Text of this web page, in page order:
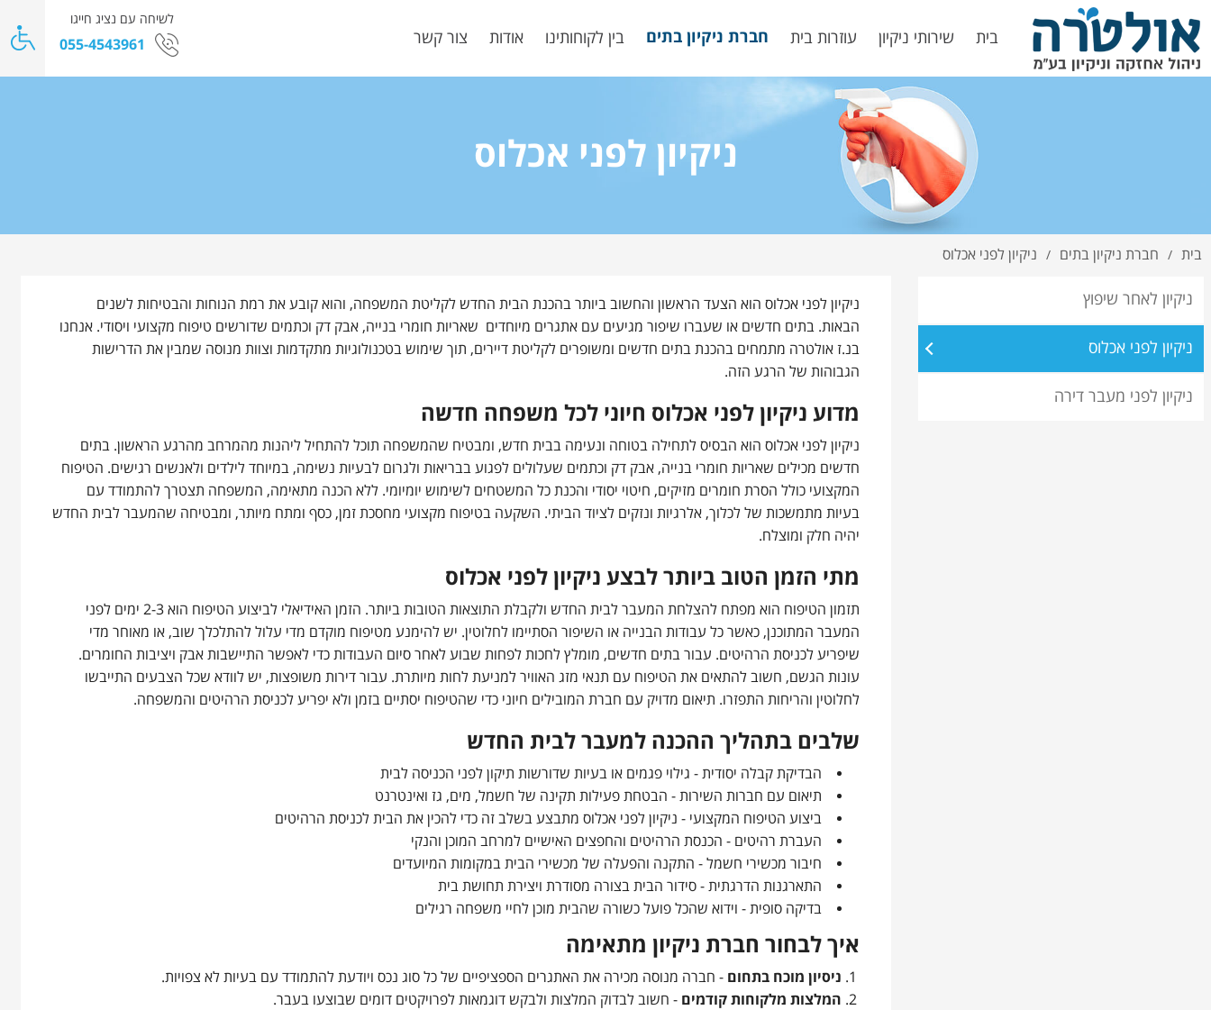
בית שירותי ניקיון עוזרות בית חברת ניקיון בתים בין לקוחותינו אודות צור קשר
לשיחה עם נציג חייגו
055-4543961
ניקיון לפני אכלוס
בית / חברת ניקיון בתים / ניקיון לפני אכלוס
ניקיון לאחר שיפוץ
ניקיון לפני אכלוס
ניקיון לפני מעבר דירה
ניקיון לפני אכלוס הוא הצעד הראשון והחשוב ביותר בהכנת הבית החדש לקליטת המשפחה, והוא קובע את רמת הנוחות והבטיחות לשנים
הבאות. בתים חדשים או שעברו שיפור מגיעים עם אתגרים מיוחדים שאריות חומרי בנייה, אבק דק וכתמים שדורשים טיפוח מקצועי ויסודי. אנחנו
בנ.ז אולטרה מתמחים בהכנת בתים חדשים ומשופרים לקליטת דיירים, תוך שימוש בטכנולוגיות מתקדמות וצוות מנוסה שמבין את הדרישות
הגבוהות של הרגע הזה.
מדוע ניקיון לפני אכלוס חיוני לכל משפחה חדשה
ניקיון לפני אכלוס הוא הבסיס לתחילה בטוחה ונעימה בבית חדש, ומבטיח שהמשפחה תוכל להתחיל ליהנות מהמרחב מהרגע הראשון. בתים
חדשים מכילים שאריות חומרי בנייה, אבק דק וכתמים שעלולים לפגוע בבריאות ולגרום לבעיות נשימה, במיוחד לילדים ולאנשים רגישים. הטיפוח
המקצועי כולל הסרת חומרים מזיקים, חיטוי יסודי והכנת כל המשטחים לשימוש יומיומי. ללא הכנה מתאימה, המשפחה תצטרך להתמודד עם
בעיות מתמשכות של לכלוך, אלרגיות ונזקים לציוד הביתי. השקעה בטיפוח מקצועי מחסכת זמן, כסף ומתח מיותר, ומבטיחה שהמעבר לבית החדש
יהיה חלק ומוצלח.
מתי הזמן הטוב ביותר לבצע ניקיון לפני אכלוס
תזמון הטיפוח הוא מפתח להצלחת המעבר לבית החדש ולקבלת התוצאות הטובות ביותר. הזמן האידיאלי לביצוע הטיפוח הוא 2-3 ימים לפני
המעבר המתוכנן, כאשר כל עבודות הבנייה או השיפור הסתיימו לחלוטין. יש להימנע מטיפוח מוקדם מדי עלול להתלכלך שוב, או מאוחר מדי
שיפריע לכניסת הרהיטים. עבור בתים חדשים, מומלץ לחכות לפחות שבוע לאחר סיום העבודות כדי לאפשר התיישבות אבק ויציבות החומרים.
עונות הגשם, חשוב להתאים את הטיפוח עם תנאי מזג האוויר למניעת לחות מיותרת. עבור דירות משופצות, יש לוודא שכל הצבעים התייבשו
לחלוטין והריחות התפזרו. תיאום מדויק עם חברת המובילים חיוני כדי שהטיפוח יסתיים בזמן ולא יפריע לכניסת הרהיטים והמשפחה.
שלבים בתהליך ההכנה למעבר לבית החדש
הבדיקת קבלה יסודית - גילוי פגמים או בעיות שדורשות תיקון לפני הכניסה לבית
תיאום עם חברות השירות - הבטחת פעילות תקינה של חשמל, מים, גז ואינטרנט
ביצוע הטיפוח המקצועי - ניקיון לפני אכלוס מתבצע בשלב זה כדי להכין את הבית לכניסת הרהיטים
העברת רהיטים - הכנסת הרהיטים והחפצים האישיים למרחב המוכן והנקי
חיבור מכשירי חשמל - התקנה והפעלה של מכשירי הבית במקומות המיועדים
התארגנות הדרגתית - סידור הבית בצורה מסודרת ויצירת תחושת בית
בדיקה סופית - וידוא שהכל פועל כשורה שהבית מוכן לחיי משפחה רגילים
איך לבחור חברת ניקיון מתאימה
ניסיון מוכח בתחום - חברה מנוסה מכירה את האתגרים הספציפיים של כל סוג נכס ויודעת להתמודד עם בעיות לא צפויות.
המלצות מלקוחות קודמים - חשוב לבדוק המלצות ולבקש דוגמאות לפרויקטים דומים שבוצעו בעבר.